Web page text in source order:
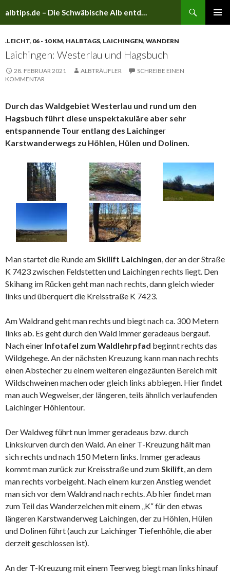
albtips.de – Die Schwäbische Alb entdecken
SPRINGEN
.LEICHT, 06 - 10 KM, HALBTAGS, LAICHINGEN, WANDERN
Laichingen: Westerlau und Hagsbuch
28. FEBRUAR 2021 ALBTRÄUFLER
SCHREIBE EINEN
KOMMENTAR
Durch das Waldgebiet Westerlau und rund um den
Hagsbuch führt diese unspektakuläre aber sehr
entspannende Tour entlang des Laichinger
Karstwanderwegs zu Höhlen, Hülen und Dolinen.
Man startet die Runde amSkilift Laichingen, der an der Straße
K 7423 zwischen Feldstetten und Laichingen rechts liegt. Den
Skihang im Rücken geht man nach rechts, dann gleich wieder
links und überquert die Kreisstraße K 7423.
Am Waldrand geht man rechts und biegt nach ca. 300 Metern
links ab. Es geht durch den Wald immer geradeaus bergauf.
Nach einer Infotafel zum Waldlehrpfad beginnt rechts das
Wildgehege. An der nächsten Kreuzung kann man nach rechts
einen Abstecher zu einem weiteren eingezäunten Bereich mit
Wildschweinen machen oder gleich links abbiegen. Hier findet
man auch Wegweiser, der längeren, teils ähnlich verlaufenden
Laichinger Höhlentour.
Der Waldweg führt nun immer geradeaus bzw. durch
Linkskurven durch den Wald. An einer T-Kreuzung hält man
sich rechts und nach 150 Metern links. Immer geradeaus
kommt man zurück zur Kreisstraße und zumSkilift, an dem
man rechts vorbeigeht. Nach einem kurzen Anstieg wendet
man sich vor dem Waldrand nach rechts. Ab hier findet man
zum Teil das Wanderzeichen mit einem „K“ für den etwas
längeren Karstwanderweg Laichingen, der zu Höhlen, Hülen
und Dolinen führt (auch zur Laichinger Tiefenhöhle, die aber
derzeit geschlossen ist).
An der T-Kreuzung mit einem Teerweg biegt man links hinauf